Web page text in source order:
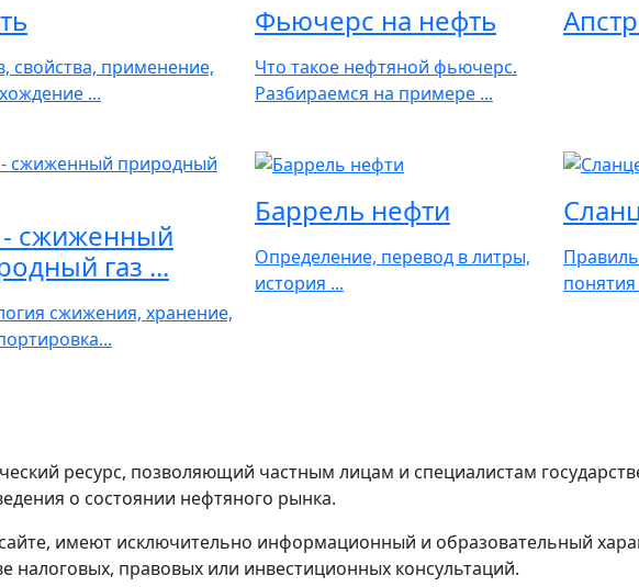
свойства, применение,
...
Фьючерс на нефть
Что такое нефтяной фьючерс.
Разбираемся на примере ...
сжиженный
газ ...
сжижения, хранение,
Баррель нефти
Определение, перевод в литры,
история ...
ресурс, позволяющий частным лицам и специалистам
о состоянии нефтяного рынка.
имеют исключительно информационный и образовательный
налоговых, правовых или инвестиционных консультаций.